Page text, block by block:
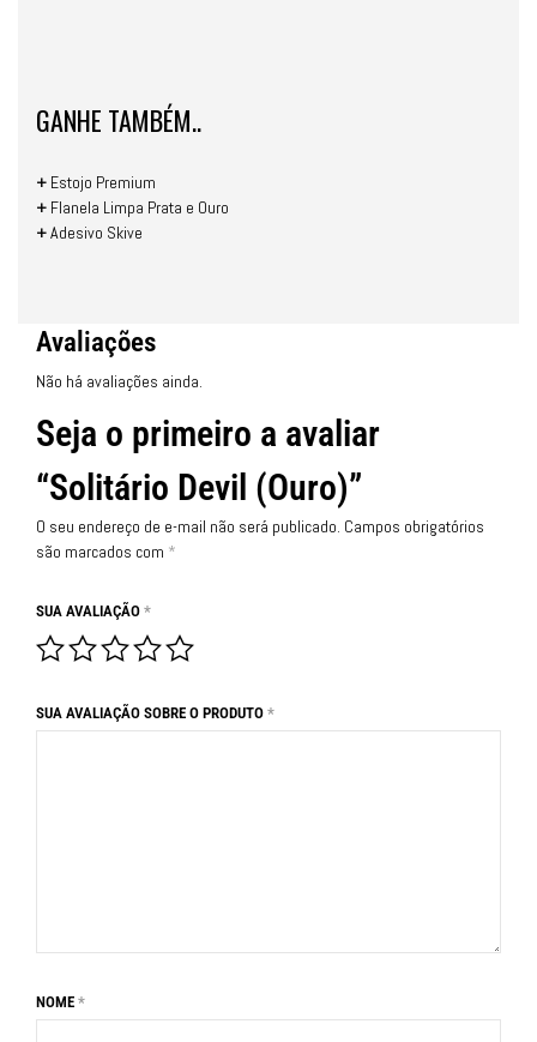
GANHE TAMBÉM..
+ Estojo Premium
+ Flanela Limpa Prata e Ouro
+Adesivo Skive
Avaliações
Não há avaliações ainda.
Seja o primeiro a avaliar
“Solitário Devil (Ouro)”
O seu endereço de e-mail não será publicado. Campos obrigatórios
são marcados com *
SUA AVALIAÇÃO *
SUA AVALIAÇÃO SOBRE O PRODUTO *
NOME *